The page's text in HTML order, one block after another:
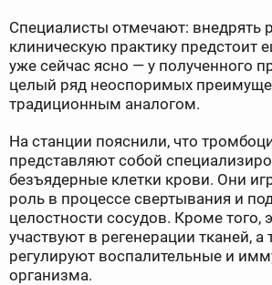
Специалисты отмечают: внедрять
клиническую практику предстоит
уже сейчас ясно — у полученного
целый ряд неоспоримых
традиционным аналогом.
На станции пояснили, что
представляют собой
безъядерные клетки крови. Они
роль в процессе свертывания и
целостности сосудов. Кроме того,
участвуют в регенерации тканей, а
регулируют воспалительные и
организма.